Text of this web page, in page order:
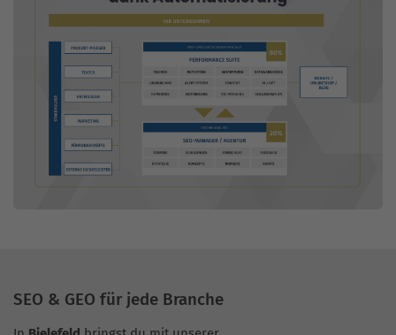
SEO & GEO für jede Branche